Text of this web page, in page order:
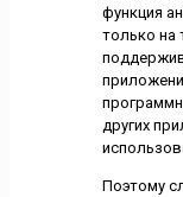
функция
только на
других
Поэтому